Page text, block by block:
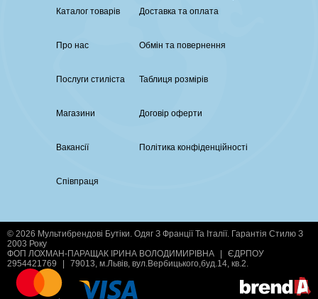
Каталог товарів
Про нас
Послуги стиліста
Магазини
Вакансії
Співпраця
Доставка та оплата
Обмін та повернення
Таблиця розмірів
Договір оферти
Політика конфіденційності
© 2026 Мультибрендові Бутіки. Одяг З Франції Та Італії. Гарантія Стилю З
2003 Року
ФОП ЛОХМАН-ПАРАЩАК ІРИНА ВОЛОДИМИРІВНА
|
ЄДРПОУ
2954421769
| 79013, м.Львів, вул.Вербицького,буд.14, кв.2.